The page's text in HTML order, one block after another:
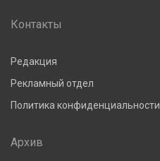
Контакты
Редакция
Рекламный отдел
Политика конфиденциальности
Архив